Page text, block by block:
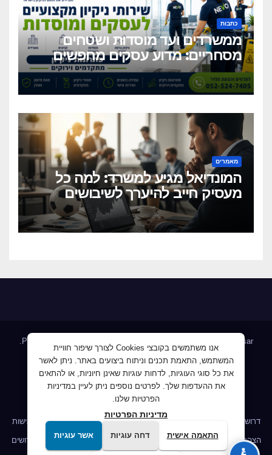
כתבות
ממשרדים ועד מוסדות ושטחים
מסחריים: מדוע עסקים מחפשים
כיום שירותי ניקיון מקצועיים
וגמישים?
מאמרים
המונדיאל מגיע למשרד: למה כל
מעסיק חייב להיערך לשיבושים
הקרובים
Proudly powered by WordPress Themeansar
HomeAllJobs – אלפי מעסיקים ומועמדים Blog
JobMaster דרושים ומחפשי עבודה Jobnet אתר מודעות הדרושים
אודותג'וב קרוב – לעבוד קרוב לבית
דרושים IL לשעבר פורטל דרושים הומלס דרושים, חיפוש עבודההצהרת נגישות
הצהרת נגישותהצהרת נגישות מדיניות הפרטיותמדיניות הפרטיותמובטל דרושים
אנו משתמשים בקובצי Cookies לצורך שיפור חוויית
המשתמש, התאמת תכנים וניתוח ביצועים באתר. ניתן לאשר
את כל סוגי העוגיות, לדחות עוגיות שאינן חיוניות, או להתאים
את ההעדפות שלך. לפרטים נוספים ניתן לעיין במדיניות
הפרטיות שלנו.
מדיניות הפרטיות
התאמה אישית דחה עוגיות אשר עוגיות